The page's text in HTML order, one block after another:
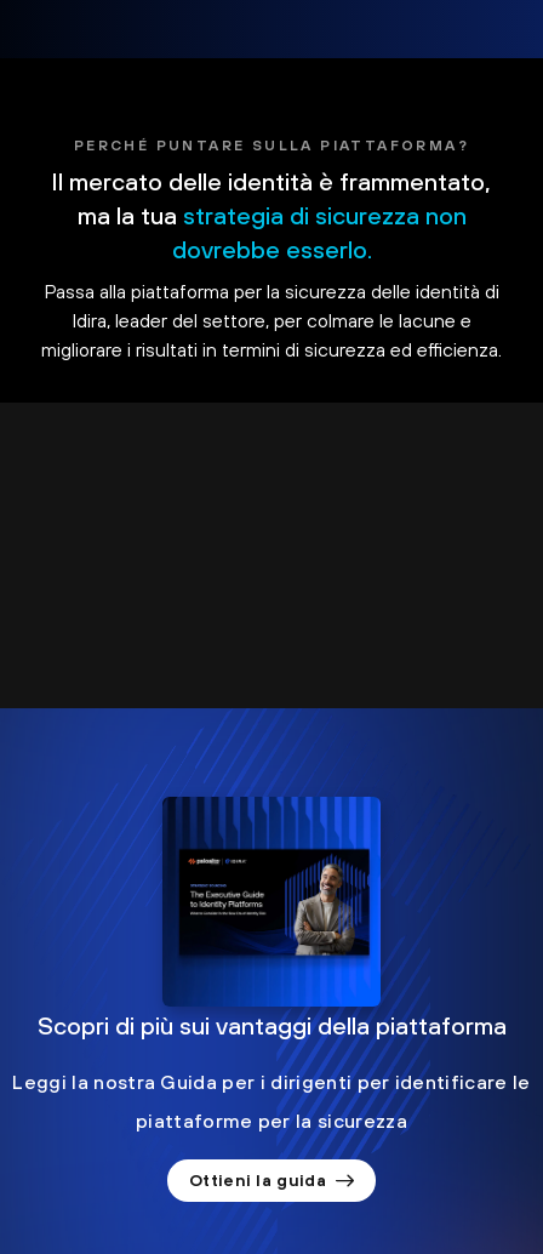
PERCHÉ PUNTARE SULLA PIATTAFORMA?
Il mercato delle identità è frammentato,
ma la tua strategia di sicurezza non
dovrebbe esserlo.
Passa alla piattaforma per la sicurezza delle identità di
Idira, leader del settore, per colmare le lacune e
migliorare i risultati in termini di sicurezza ed efficienza.
Scopri di più sui vantaggi della piattaforma
Leggi la nostra Guida per i dirigenti per identificare le
piattaforme per la sicurezza
Ottieni la guida